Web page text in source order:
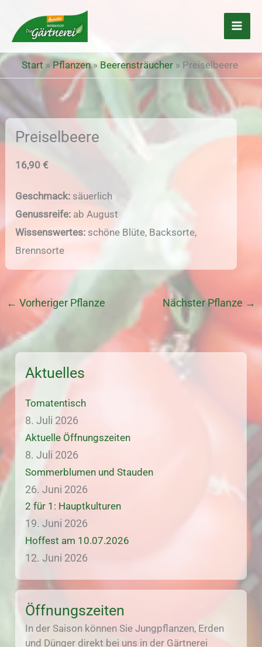
Inhalt
springen
Start»Pflanzen» Beerensträucher » Preiselbeere
Preiselbeere
16,90 €
Geschmack: säuerlich
Genussreife: ab August
Wissenswertes: schöne Blüte, Backsorte,
Brennsorte
← Vorheriger Pflanze Nächster Pflanze →
Aktuelles
Tomatentisch
8. Juli 2026
Aktuelle Öffnungszeiten
8. Juli 2026
Sommerblumen und Stauden
26. Juni 2026
2 für 1: Hauptkulturen
19. Juni 2026
Hoffest am 10.07.2026
12. Juni 2026
Öffnungszeiten
In der Saison können Sie Jungpflanzen, Erden
und Dünger direkt bei uns in der Gärtnerei